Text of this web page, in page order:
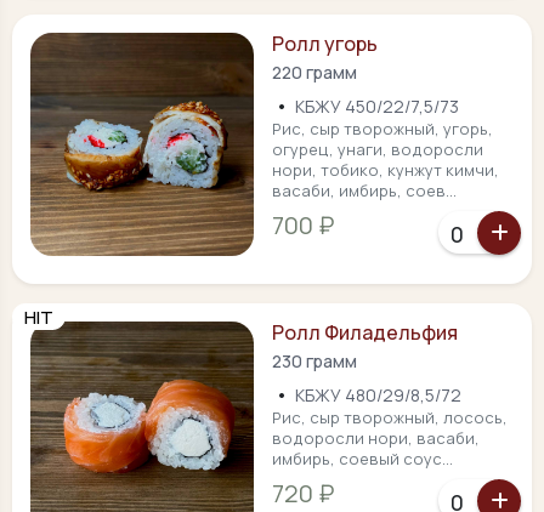
Ролл угорь
220 грамм
• КБЖУ 450/22/7,5/73
Рис, сыр творожный, угорь,
огурец, унаги, водоросли
нори, тобико, кунжут кимчи,
васаби, имбирь, соев...
700 ₽
HIT
Ролл Филадельфия
230 грамм
• КБЖУ 480/29/8,5/72
Рис, сыр творожный, лосось,
водоросли нори, васаби,
имбирь, соевый соус...
720 ₽